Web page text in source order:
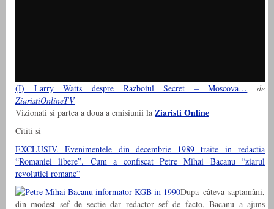
(I) Larry Watts despre Razboiul Secret – Moscova…
de
ZiaristiOnlineTV
Vizionati si partea a doua a emisiunii la Ziaristi Online
Cititi si
EXCLUSIV. Evenimentele din decembrie 1989 traite in redactia
“Romaniei libere”. Cum a confiscat Petre Mihai Bacanu “ziarul
revolutiei romane”
Dupa câteva saptamâni,
din modest sef de sectie dar redactor sef de facto, Bacanu a ajuns